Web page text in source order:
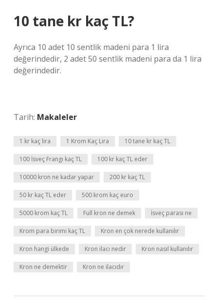
10 tane kr kaç TL?
Ayrıca 10 adet 10 sentlik madeni para 1 lira
değerindedir, 2 adet 50 sentlik madeni para da 1 lira
değerindedir.
Tarih: Makaleler
1 kr kaç lira 1 Krom Kaç Lira 10 tane kr kaç TL
100 İsveç Frangı kaç TL 100 kr kaç TL eder
10000 kron ne kadar yapar 200 kr kaç TL
50 kr kaç TL eder 500 krom kaç euro
5000 krom kaç TL Full kron ne demek İsveç parası ne
Krom para birimi kaç TL Kron en çok nerede kullanılır
Kron hangi ülkede Kron ilacı nedir Kron nasıl kullanılır
Kron ne demektir Kron ne ilacıdır